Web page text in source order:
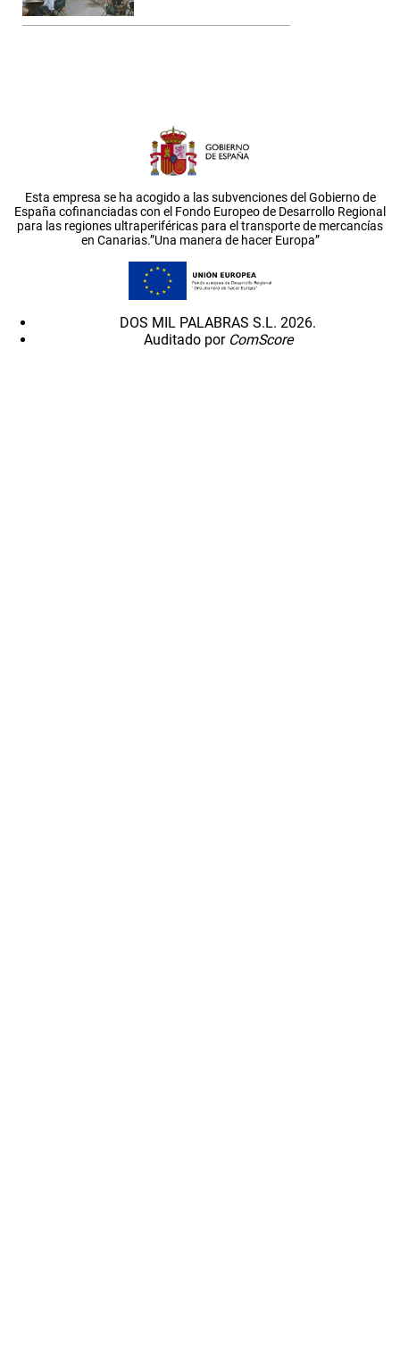
Esta empresa se ha acogido a las subvenciones del Gobierno de
España cofinanciadas con el Fondo Europeo de Desarrollo Regional
para las regiones ultraperiféricas para el transporte de mercancías
en Canarias.”Una manera de hacer Europa”
DOS MIL PALABRAS S.L. 2026.
Auditado por ComScore